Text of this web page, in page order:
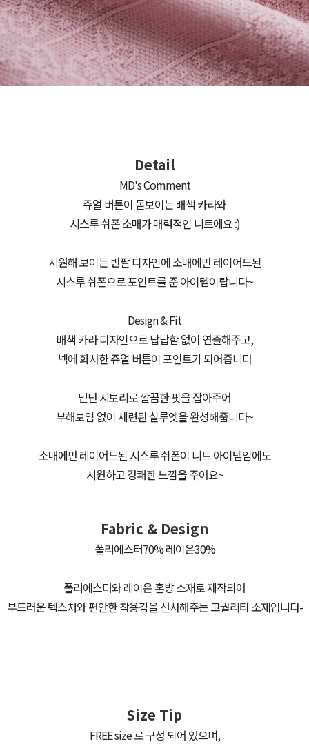
Detail
MD's Comment
쥬얼 버튼이 돋보이는 배색 카라와
시스루 쉬폰 소매가 매력적인 니트에요 :)
시원해 보이는 반팔 디자인에 소매에만 레이어드된
시스루 쉬폰으로 포인트를 준 아이템이랍니다~
Design & Fit
배색 카라 디자인으로 답답함 없이 연출해주고,
넥에 화사한 쥬얼 버튼이 포인트가 되어줍니다
밑단 시보리로 깔끔한 핏을 잡아주어
부해보임 없이 세련된 실루엣을 완성해줍니다~
소매에만 레이어드된 시스루 쉬폰이 니트 아이템임에도
시원하고 경쾌한 느낌을 주어요~
Fabric & Design
폴리에스터70% 레이온30%
폴리에스터와 레이온 혼방 소재로 제작되어
부드러운 텍스처와 편안한 착용감을 선사해주는 고퀄리티 소재입니다-
Size Tip
FREE size 로 구성 되어 있으며,